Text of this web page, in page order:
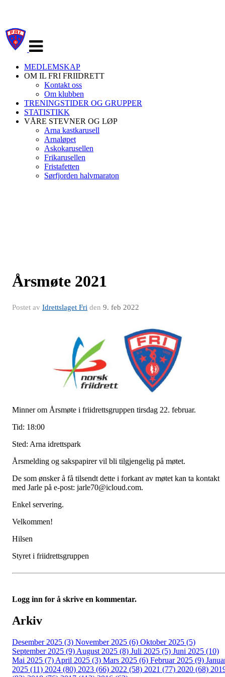
navigasjon
MEDLEMSKAP
OM IL FRI FRIIDRETT
Kontakt oss
Om klubben
TRENINGSTIDER OG GRUPPER
STATISTIKK
VÅRE STEVNER OG LØP
Arna kastkarusell
Arnaløpet
Askokarusellen
Frikarusellen
Fristafetten
Sørfjorden halvmaraton
Årsmøte 2021
Postet av Idrettslaget Fri den 9. feb 2022
Minner om Årsmøte i friidrettsgruppen tirsdag 22. februar.
Tid: 18:00
Sted: Arna idrettspark
Årsmelding og sakspapirer vil bli tilgjengelig på møtet.
De som ønsker å få tilsendt dette i forkant av møtet kan ta kontakt
med Jarle på e-post: jarle70@icloud.com.
Enkel servering.
Velkommen!
Hilsen
Styret i friidrettsgruppen
Logg inn for å skrive en kommentar.
Arkiv
Desember 2025 (3) November 2025 (6) Oktober 2025 (5)
September 2025 (9) August 2025 (8) Juli 2025 (5) Juni 2025 (10)
Mai 2025 (7) April 2025 (3) Mars 2025 (6) Februar 2025 (9)
2025 (11) 2024 (80) 2023 (66) 2022 (58) 2021 (77) 2020 (68)